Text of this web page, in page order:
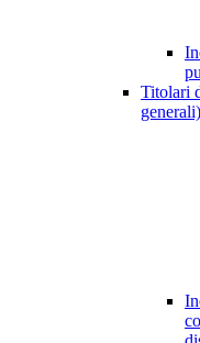
Titolari
generali)